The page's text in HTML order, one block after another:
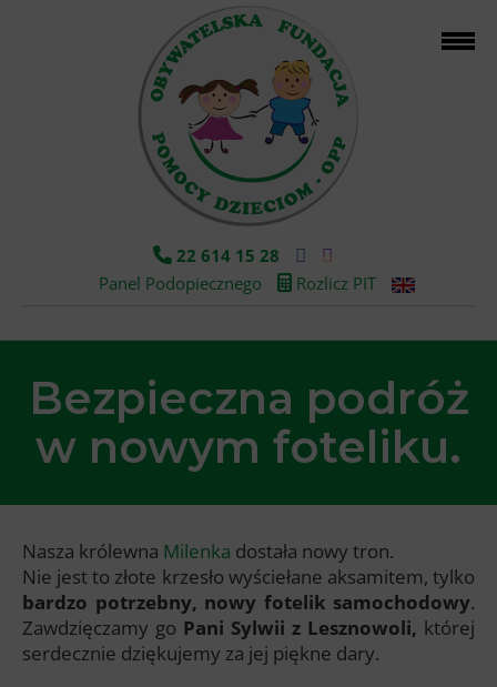
22 614 15 28
Panel Podopiecznego
Rozlicz PIT
Bezpieczna podróż
w nowym foteliku.
Nasza królewna Milenka dostała nowy tron.
Nie jest to złote krzesło wyściełane aksamitem, tylko
bardzo potrzebny, nowy fotelik samochodowy.
Zawdzięczamy go Pani Sylwii z Lesznowoli, której
serdecznie dziękujemy za jej piękne dary.